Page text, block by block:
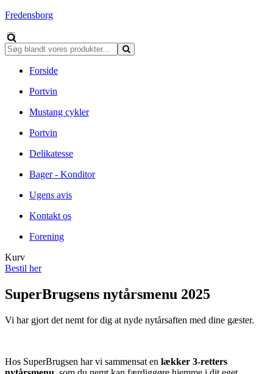
Fredensborg
Forside
Portvin
Mustang cykler
Portvin
Delikatesse
Bager - Konditor
Ugens avis
Kontakt os
Forening
Kurv
Bestil her
SuperBrugsens nytårsmenu 2025
Vi har gjort det nemt for dig at nyde nytårsaften med dine gæster.
Hos SuperBrugsen har vi sammensat en lækker 3-retters